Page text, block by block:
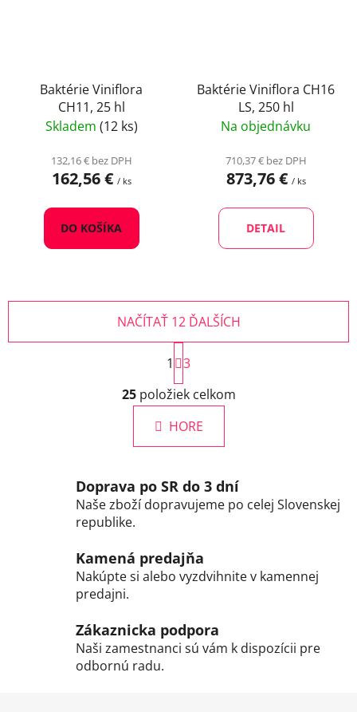
Baktérie Viniflora
CH11, 25 hl
Skladem (12 ks)
132,16 € bez DPH
162,56 € / ks
DO KOŠÍKA
Baktérie Viniflora CH16
LS, 250 hl
Na objednávku
710,37 € bez DPH
873,76 € / ks
DETAIL
O
v
l
á
d
c
i
r
v
v
ý
NAČÍTAŤ 12 ĎALŠÍCH
S
t
r
á
n
k
n
i
e
1
3
25položiek celkom
HORE
Doprava po SR do 3 dní
Naše zboží dopravujeme po celej Slovenskej
republike.
Kamená predajňa
Nakúpte si alebo vyzdvihnite v kamennej
predajni.
Zákaznicka podpora
Naši zamestnanci sú vám k dispozícii pre
odbornú radu.